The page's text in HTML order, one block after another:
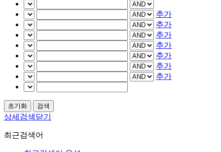
추가
추가
추가
추가
추가
추가
추가
상세검색닫기
최근검색어